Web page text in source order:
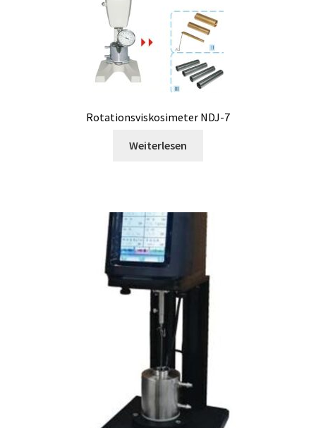
Druck- Messung und Datenlogger
Druckdatenlogger
DTS, Strömung Simulation
Einweg-Temperatur Logger
Entwicklung von SCADA-Anwendung
Rotationsviskosimeter NDJ-7
Weiterlesen